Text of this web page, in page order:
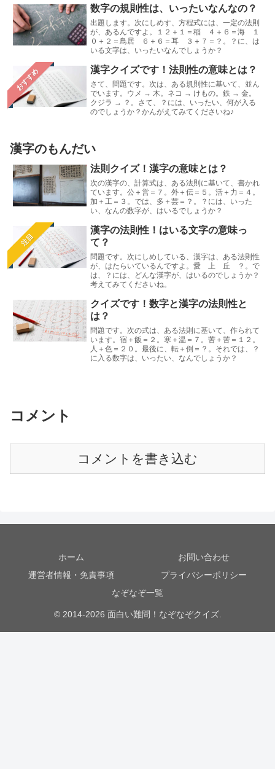
数字の規則性は、いったいなんなの？
出題します。次にしめす、方程式には、一定の法則
が、あるんですよ。１２＋１＝稲 ４＋６＝海 １
０＋２＝鳥居 ６＋６＝耳 ３＋７＝？。？に、は
いる文字は、いったいなんでしょうか？
おすすめ 漢字クイズです！法則性の意味とは？
さて、問題です。次は、ある規則性に基いて、並ん
でいます。ウメ → 木。ネコ → けもの。鉄 → 金。
クジラ → ？。さて、？には、いったい、何が入る
のでしょうか？かんがえてみてくださいね♪
漢字のもんだい
法則クイズ！漢字の意味とは？
次の漢字の、計算式は、ある法則に基いて、書かれ
ています。公＋営＝７。外＋伝＝５。活＋力＝４。
加＋工＝３。では、多＋芸＝？。？には、いった
い、なんの数字が、はいるでしょうか？
注目
漢字の法則性！はいる文字の意味っ
て？
問題です。次にしめしている、漢字は、ある法則性
が、はたらいているんですよ。愛 上 丘 ？。で
は、？には、どんな漢字が、はいるのでしょうか？
考えてみてくださいね。
クイズです！数字と漢字の法則性と
は？
問題です。次の式は、ある法則に基いて、作られて
います。宿＋飯＝２。寒＋温＝７。苦＋苦＝１２。
人＋色＝２０。最後に、転＋倒＝？。それでは、？
に入る数字は、いったい、なんでしょうか？
コメント
コメントを書き込む
ホーム
お問い合わせ
運営者情報・免責事項
プライバシーポリシー
なぞなぞ一覧
© 2014-2026 面白い難問！なぞなぞクイズ.